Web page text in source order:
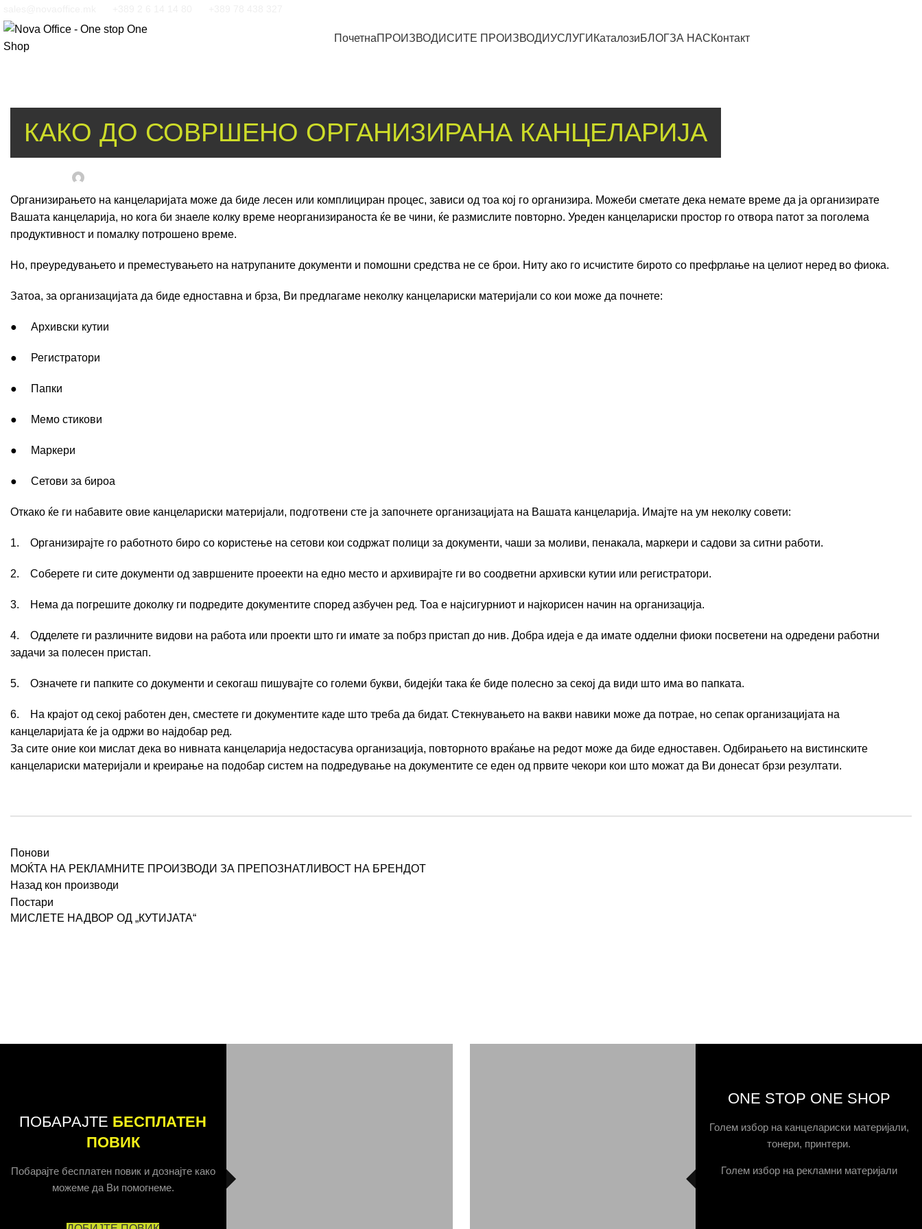
ПочетнаПРОИЗВОДИСИТЕ ПРОИЗВОДИУСЛУГИ КаталозиБЛОГЗА НАСКонтакт
КАКО ДО СОВРШЕНО ОРГАНИЗИРАНА КАНЦЕЛАРИЈА
Организирањето на канцеларијата може да биде лесен или комплициран процес, зависи од тоа кој го организира. Можеби сметате дека немате време да ја организирате
Вашата канцеларија, но кога би знаеле колку време неорганизираноста ќе ве чини, ќе размислите повторно. Уреден канцелариски простор го отвора патот за поголема
продуктивност и помалку потрошено време.
Но, преуредувањето и преместувањето на натрупаните документи и помошни средства не се брои. Ниту ако го исчистите бирото со префрлање на целиот неред во фиока.
Затоа, за организацијата да биде едноставна и брза, Ви предлагаме неколку канцелариски материјали со кои може да почнете:
● Архивски кутии
● Регистратори
● Папки
● Мемо стикови
● Маркери
● Сетови за бироa
Откако ќе ги набавите овие канцелариски материјали, подготвени сте ја започнете организацијата на Вашата канцеларија. Имајте на ум неколку совети:
1. Организирајте го работното биро со користење на сетови кои содржат полици за документи, чаши за моливи, пенакала, маркери и садови за ситни работи.
2. Соберете ги сите документи од завршените проеекти на едно место и архивирајте ги во соодветни архивски кутии или регистратори.
3. Нема да погрешите доколку ги подредите документите според азбучен ред. Тоа е најсигурниот и најкорисен начин на организација.
4. Одделете ги различните видови на работа или проекти што ги имате за побрз пристап до нив. Добра идеја е да имате одделни фиоки посветени на одредени работни
задачи за полесен пристап.
5. Означете ги папките со документи и секогаш пишувајте со големи букви, бидејќи така ќе биде полесно за секој да види што има во папката.
6. На крајот од секој работен ден, сместете ги документите каде што треба да бидат. Стекнувањето на вакви навики може да потрае, но сепак организацијата на
канцеларијата ќе ја одржи во најдобар ред.
За сите оние кои мислат дека во нивната канцеларија недостасува организација, повторното враќање на редот може да биде едноставен. Одбирањето на вистинските
канцелариски материјали и креирање на подобар систем на подредување на документите се еден од првите чекори кои што можат да Ви донесат брзи резултати.
Понови
МОЌТА НА РЕКЛАМНИТЕ ПРОИЗВОДИ ЗА ПРЕПОЗНАТЛИВОСТ НА БРЕНДОТ
Назад кон производи
Постари
МИСЛЕТЕ НАДВОР ОД „КУТИЈАТА“
ПОБАРАЈТЕ БЕСПЛАТЕН
ПОВИК
Побарајте бесплатен повик и дознајте како
можеме да Ви помогнеме.
ONE STOP ONE SHOP
Голем избор на канцелариски материјали,
тонери, принтери.
Голем избор на рекламни материјали